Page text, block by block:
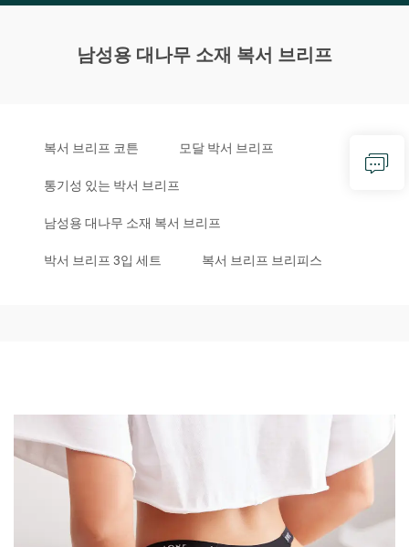
남성용 대나무 소재 복서 브리프
복서 브리프 코튼 모달 박서 브리프
통기성 있는 박서 브리프
남성용 대나무 소재 복서 브리프
박서 브리프 3입 세트 복서 브리프 브리피스